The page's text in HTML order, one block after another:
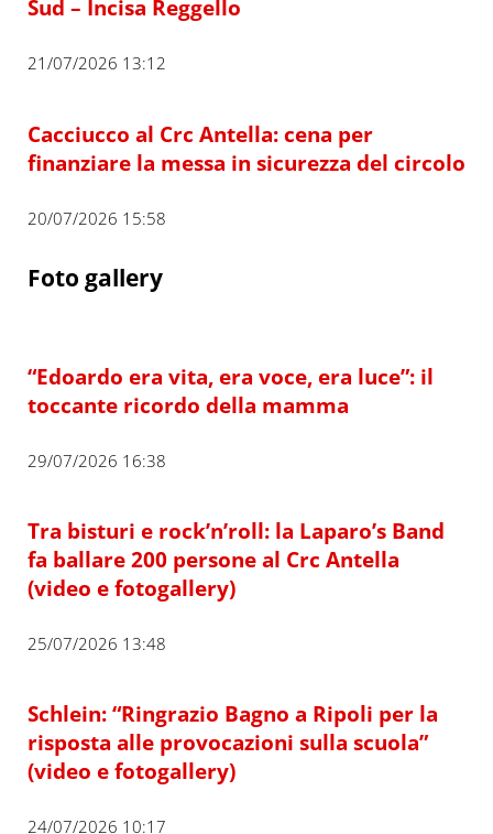
Sud – Incisa Reggello
21/07/2026 13:12
Cacciucco al Crc Antella: cena per
finanziare la messa in sicurezza del circolo
20/07/2026 15:58
Foto gallery
“Edoardo era vita, era voce, era luce”: il
toccante ricordo della mamma
29/07/2026 16:38
Tra bisturi e rock’n’roll: la Laparo’s Band
fa ballare 200 persone al Crc Antella
(video e fotogallery)
25/07/2026 13:48
Schlein: “Ringrazio Bagno a Ripoli per la
risposta alle provocazioni sulla scuola”
(video e fotogallery)
24/07/2026 10:17